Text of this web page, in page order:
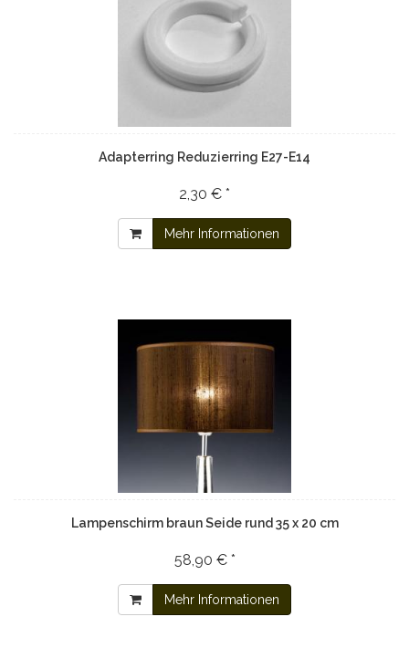
Adapterring Reduzierring E27-E14
2,30 € *
Mehr Informationen
Lampenschirm braun Seide rund 35 x 20 cm
58,90 € *
Mehr Informationen